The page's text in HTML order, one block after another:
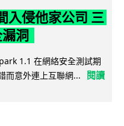
入侵他家公司 三
洞
1.1 在網絡安全測試期
而意外連上互聯網...
閱讀